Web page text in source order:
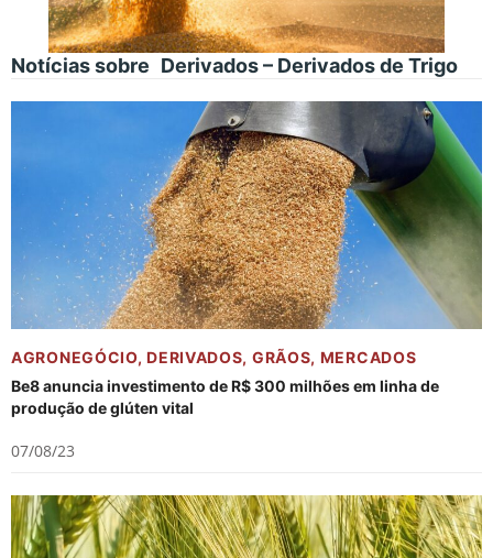
Notícias sobre Derivados – Derivados de Trigo
AGRONEGÓCIO,DERIVADOS, GRÃOS, MERCADOS
Be8 anuncia investimento de R$ 300 milhões em linha de
produção de glúten vital
07/08/23